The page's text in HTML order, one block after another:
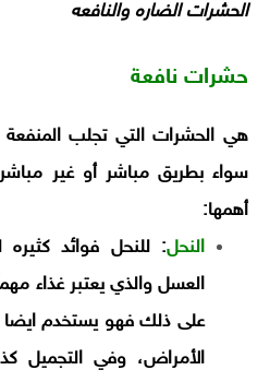
الحشرات الضاره والنافعه
حشرات نافعة
هي الحشرات التي تجلب
سواء بطريق مباشر أو غير
أهمها:
النحل: للنحل فوائد كثيره
العسل والذي يعتبر غذاء
على ذلك فهو يستخدم ايضا
الأمراض، وفي التجميل